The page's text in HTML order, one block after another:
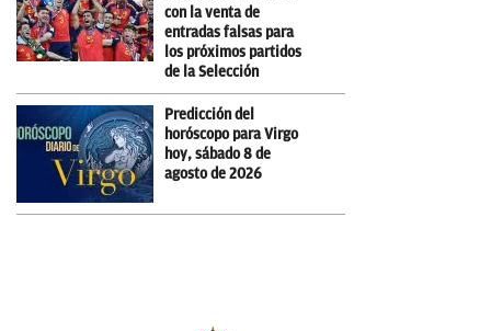
con la venta de
entradas falsas para
los próximos partidos
de la Selección
Predicción del
horóscopo para Virgo
hoy, sábado 8 de
agosto de 2026